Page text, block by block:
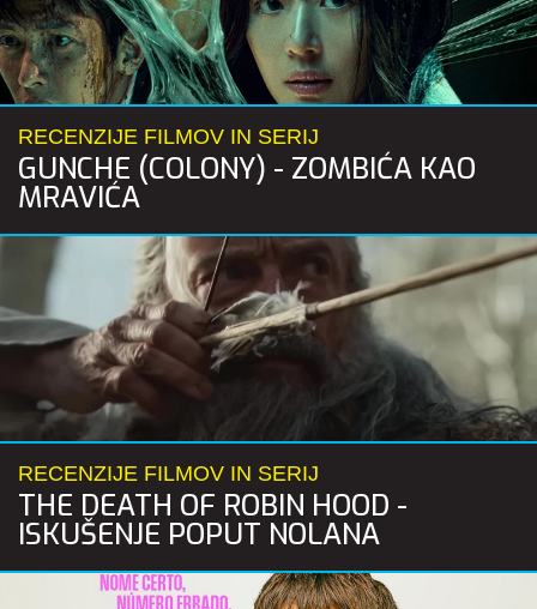
RECENZIJE FILMOV IN SERIJ
GUNCHE (COLONY) - ZOMBIĆA KAO
MRAVIĆA
RECENZIJE FILMOV IN SERIJ
THE DEATH OF ROBIN HOOD -
ISKUŠENJE POPUT NOLANA